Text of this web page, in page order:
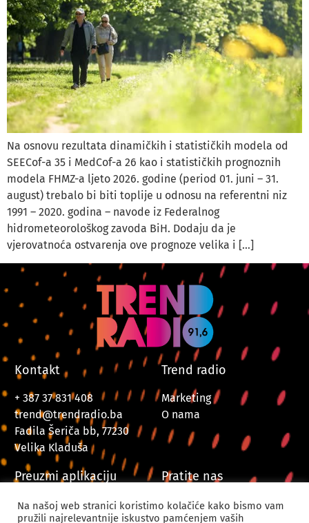
Na osnovu rezultata dinamičkih i statističkih modela od
SEECof-a 35 i MedCof-a 26 kao i statističkih prognoznih
modela FHMZ-a ljeto 2026. godine (period 01. juni – 31.
august) trebalo bi biti toplije u odnosu na referentni niz
1991 – 2020. godina – navode iz Federalnog
hidrometeorološkog zavoda BiH. Dodaju da je
vjerovatnoća ostvarenja ove prognoze velika i […]
Kontakt
+ 387 37 831 408
trend@trendradio.ba
Fadila Šeriča bb, 77230
Velika Kladuša
Trend radio
Marketing
O nama
Preuzmi aplikaciju Pratite nas
Na našoj web stranici koristimo kolačiće kako bismo vam
pružili najrelevantnije iskustvo pamćenjem vaših